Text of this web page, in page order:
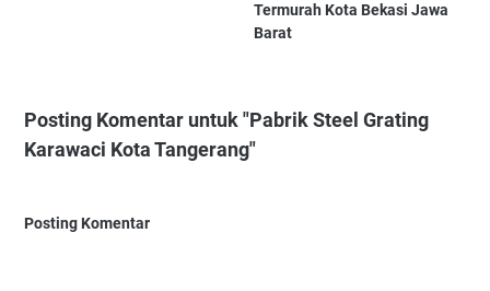
Termurah Kota Bekasi Jawa
Barat
Posting Komentar untuk "Pabrik Steel Grating
Karawaci Kota Tangerang"
Posting Komentar